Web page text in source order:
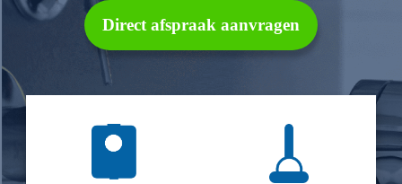
Direct afspraak aanvragen